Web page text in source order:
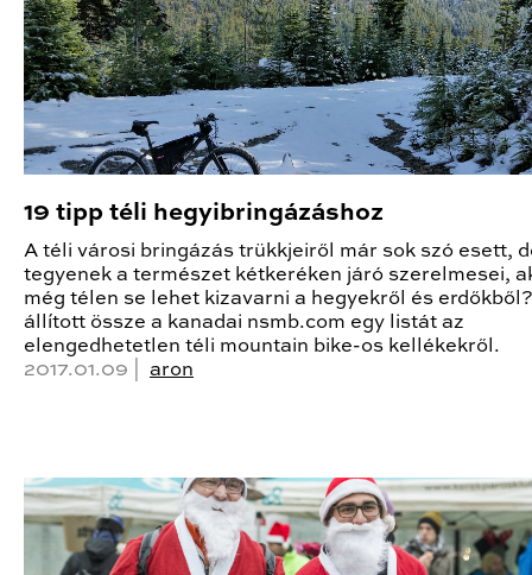
19 tipp téli hegyibringázáshoz
A téli városi bringázás trükkjeiről már sok szó esett,
tegyenek a természet kétkeréken járó szerelmesei,
még télen se lehet kizavarni a hegyekről és
állított össze a kanadai nsmb.com egy listát az
elengedhetetlen téli mountain bike-os kellékekről.
2017.01.09 | aron